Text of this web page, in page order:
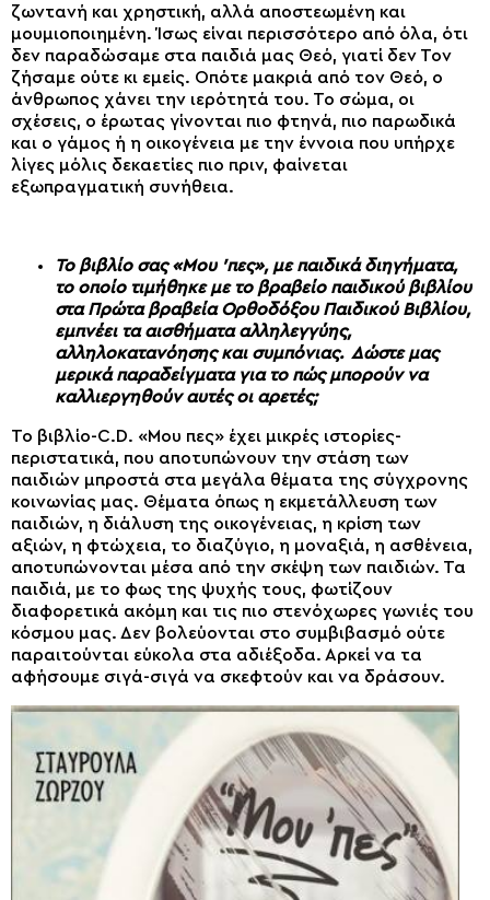
ζωντανή και χρηστική, αλλά αποστεωμένη και
μουμιοποιημένη. Ίσως είναι περισσότερο από όλα, ότι
δεν παραδώσαμε στα παιδιά μας Θεό, γιατί δεν Τον
ζήσαμε ούτε κι εμείς. Οπότε μακριά από τον Θεό, ο
άνθρωπος χάνει την ιερότητά του. Το σώμα, οι
σχέσεις, ο έρωτας γίνονται πιο φτηνά, πιο παρωδικά
και ο γάμος ή η οικογένεια με την έννοια που υπήρχε
λίγες μόλις δεκαετίες πιο πριν, φαίνεται
εξωπραγματική συνήθεια.
Το βιβλίο σας «Μου ’πες», με παιδικά διηγήματα,
το οποίο τιμήθηκε με το βραβείο παιδικού βιβλίου
στα Πρώτα βραβεία Ορθοδόξου Παιδικού Βιβλίου,
εμπνέει τα αισθήματα αλληλεγγύης,
αλληλοκατανόησης και συμπόνιας. Δώστε μας
μερικά παραδείγματα για το πώς μπορούν να
καλλιεργηθούν αυτές οι αρετές;
Το βιβλίο-C.D. «Μου πες» έχει μικρές ιστορίες-
περιστατικά, που αποτυπώνουν την στάση των
παιδιών μπροστά στα μεγάλα θέματα της σύγχρονης
κοινωνίας μας. Θέματα όπως η εκμετάλλευση των
παιδιών, η διάλυση της οικογένειας, η κρίση των
αξιών, η φτώχεια, το διαζύγιο, η μοναξιά, η ασθένεια,
αποτυπώνονται μέσα από την σκέψη των παιδιών. Τα
παιδιά, με το φως της ψυχής τους, φωτίζουν
διαφορετικά ακόμη και τις πιο στενόχωρες γωνιές του
κόσμου μας. Δεν βολεύονται στο συμβιβασμό ούτε
παραιτούνται εύκολα στα αδιέξοδα. Αρκεί να τα
αφήσουμε σιγά-σιγά να σκεφτούν και να δράσουν.